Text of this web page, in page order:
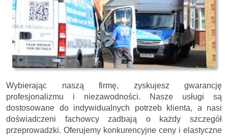
Wybierając naszą firmę, zyskujesz gwarancję
profesjonalizmu i niezawodności. Nasze usługi są
dostosowane do indywidualnych potrzeb klienta, a nasi
doświadczeni fachowcy zadbają o każdy szczegół
przeprowadzki. Oferujemy konkurencyjne ceny i elastyczne